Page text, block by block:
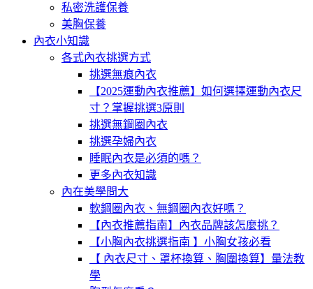
私密洗護保養
美胸保養
內衣小知識
各式內衣挑選方式
挑選無痕內衣
【2025運動內衣推薦】如何選擇運動內衣尺
寸？掌握挑選3原則
挑選無鋼圈內衣
挑選孕婦內衣
睡眠內衣是必須的嗎？
更多內衣知識
內在美學問大
軟鋼圈內衣、無鋼圈內衣好嗎？
【內衣推薦指南】內衣品牌該怎麼挑？
【小胸內衣挑選指南 】小胸女孩必看
【 內衣尺寸、罩杯換算、胸圍換算】量法教
學